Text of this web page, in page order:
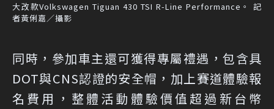
大改款Volkswagen Tiguan 430 TSI R-Line Performance。 記
者黃俐嘉／攝影
同時，參加車主還可獲得專屬禮遇，包含具
DOT與CNS認證的安全帽，加上賽道體驗報
名費用，整體活動體驗價值超過新台幣